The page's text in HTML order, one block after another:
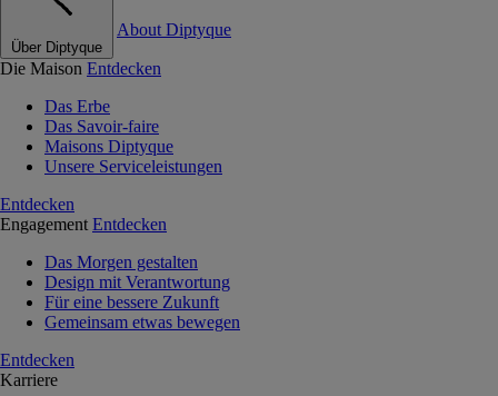
Über Diptyque
About Diptyque
Die Maison Entdecken
Das Erbe
Das Savoir-faire
Maisons Diptyque
Unsere Serviceleistungen
Entdecken
Engagement Entdecken
Das Morgen gestalten
Design mit Verantwortung
Für eine bessere Zukunft
Gemeinsam etwas bewegen
Entdecken
Karriere